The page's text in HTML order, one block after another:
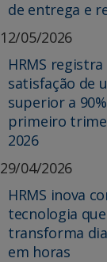
de entrega e
12/05/2026
HRMS
satisfação de
superior a
primeiro
2026
29/04/2026
HRMS inova
tecnologia que
transforma
em horas